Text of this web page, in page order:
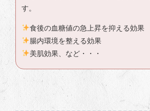
す。
食後の血糖値の急上昇を抑える効果
腸内環境を整える効果
美肌効果、など・・・